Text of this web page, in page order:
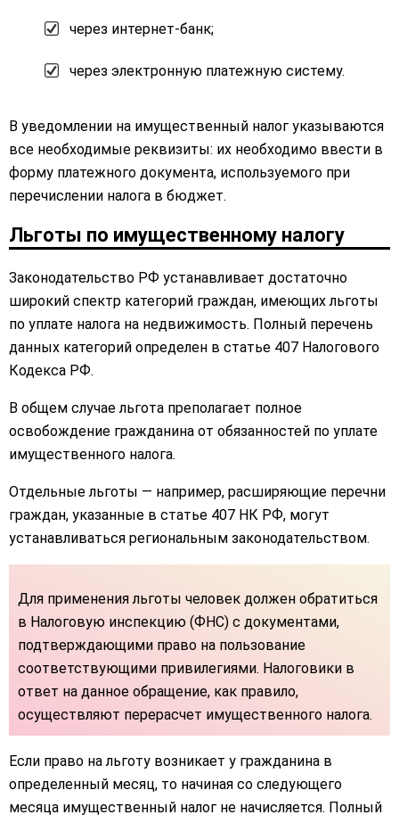
через интернет-банк;
через электронную платежную систему.
В уведомлении на имущественный налог указываются
все необходимые реквизиты: их необходимо ввести в
форму платежного документа, используемого при
перечислении налога в бюджет.
Льготы по имущественному налогу
Законодательство РФ устанавливает достаточно
широкий спектр категорий граждан, имеющих льготы
по уплате налога на недвижимость. Полный перечень
данных категорий определен в статье 407 Налогового
Кодекса РФ.
В общем случае льгота преполагает полное
освобождение гражданина от обязанностей по уплате
имущественного налога.
Отдельные льготы — например, расширяющие перечни
граждан, указанные в статье 407 НК РФ, могут
устанавливаться региональным законодательством.
Для применения льготы человек должен обратиться
в Налоговую инспекцию (ФНС) с документами,
подтверждающими право на пользование
соответствующими привилегиями. Налоговики в
ответ на данное обращение, как правило,
осуществляют перерасчет имущественного налога.
Если право на льготу возникает у гражданина в
определенный месяц, то начиная со следующего
месяца имущественный налог не начисляется. Полный